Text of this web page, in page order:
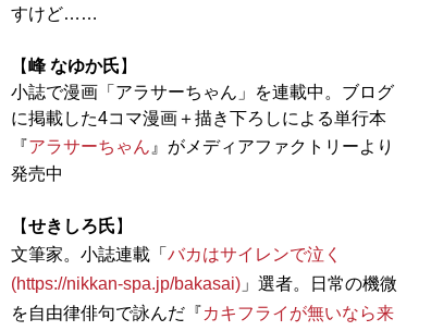
すけど……
【峰 なゆか氏 】
小誌で漫画「アラサーちゃん」を連載中。ブログ
に掲載した4コマ漫画＋描き下ろしによる単行本
『アラサーちゃん 』がメディアファクトリーより
発売中
【せきしろ氏 】
文筆家。小誌連載「 バカはサイレンで泣く
(https://nikkan-spa.jp/bakasai) 」選者。日常の機微
を自由律俳句で詠んだ『カキフライが無いなら来